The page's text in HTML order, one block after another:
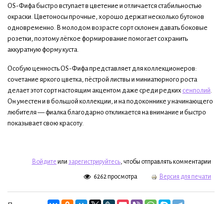
OS-Фифа быстро вступает в цветение и отличается стабильностью
окраски. Цветоносы прочные, хорошо держат несколько бутонов
одновременно. В молодом возрасте сорт склонен давать боковые
розетки, поэтому лёгкое формирование помогает сохранить
аккуратную форму куста.
Особую ценность OS-Фифа представляет для коллекционеров:
сочетание яркого цветка, пёстрой листвы и миниатюрного роста
делает этот сорт настоящим акцентом даже среди редких сенполий
Он уместен и в большой коллекции, и на подоконнике у начинающего
любителя — фиалка благодарно откликается на внимание и быстро
показывает свою красоту.
Войдите или зарегистрируйтесь, чтобы отправлять комментарии
6262 просмотра Версия для печати